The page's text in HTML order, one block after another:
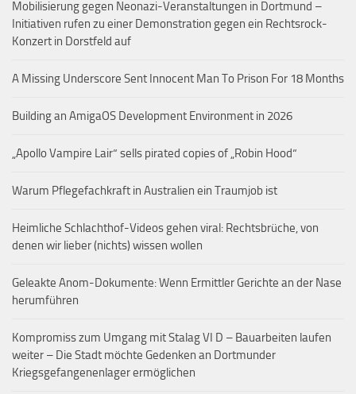
Mobilisierung gegen Neonazi-Veranstaltungen in Dortmund –
Initiativen rufen zu einer Demonstration gegen ein Rechtsrock-
Konzert in Dorstfeld auf
A Missing Underscore Sent Innocent Man To Prison For 18 Months
Building an AmigaOS Development Environment in 2026
„Apollo Vampire Lair“ sells pirated copies of „Robin Hood“
Warum Pflegefachkraft in Australien ein Traumjob ist
Heimliche Schlachthof-Videos gehen viral: Rechtsbrüche, von
denen wir lieber (nichts) wissen wollen
Geleakte Anom-Dokumente: Wenn Ermittler Gerichte an der Nase
herumführen
Kompromiss zum Umgang mit Stalag VI D – Bauarbeiten laufen
weiter – Die Stadt möchte Gedenken an Dortmunder
Kriegsgefangenenlager ermöglichen